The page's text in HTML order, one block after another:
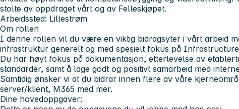
stolte av oppdraget vårt og av Felleskjøpet.
Arbeidssted: Lillestrøm
Om rollen
I denne rollen vil du være en viktig bidragsyter i vårt arbeid
infrastruktur generelt og med spesielt fokus på Infrastructure
Du har høyt fokus på dokumentasjon, etterlevelse av
standarder, samt å lage godt og positivt samarbeid med
Samtidig ønsker vi at du bidrar innen flere av våre
server/klient, M365 med mer.
Dine hovedoppgaver: